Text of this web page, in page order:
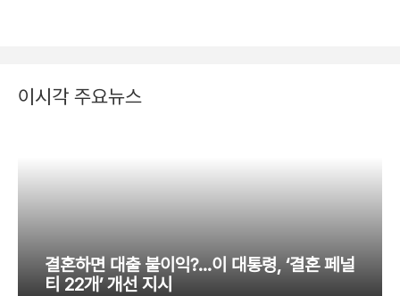
이시각 주요뉴스
결혼하면 대출 불이익?…이 대통령, ‘결혼 페널
티 22개’ 개선 지시